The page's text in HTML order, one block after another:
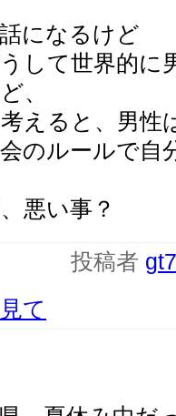
になるけど
して世界的に
、
えると、男性
のルールで自
悪い事？
投稿者
て